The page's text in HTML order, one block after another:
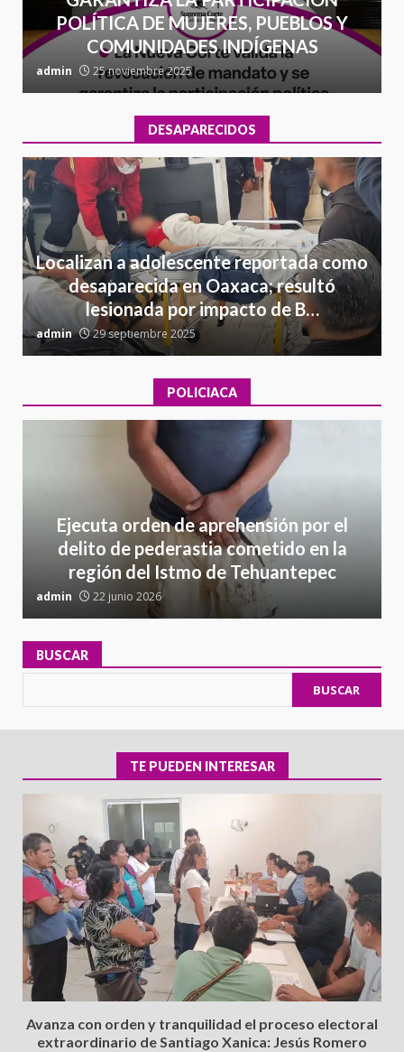
POLÍTICA DE MUJERES, PUEBLOS Y
COMUNIDADES INDÍGENAS
admin 25 noviembre 2025
DESAPARECIDOS
Localizan a adolescente reportada como
desaparecida en Oaxaca; resultó
lesionada por impacto de B…
admin 29 septiembre 2025
POLICIACA
Ejecuta orden de aprehensión por el
delito de pederastia cometido en la
región del Istmo de Tehuantepec
admin 22 junio 2026
BUSCAR
BUSCAR
TE PUEDEN INTERESAR
Avanza con orden y tranquilidad el proceso electoral
extraordinario de Santiago Xanica: Jesús Romero